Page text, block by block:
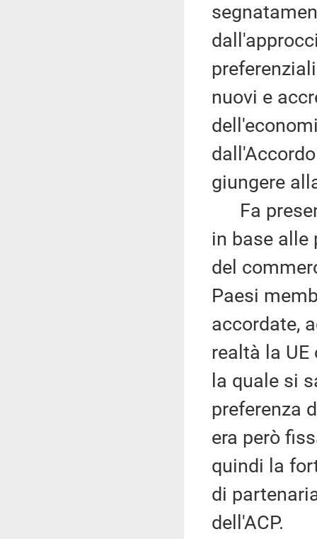
nuovi e
giungere
Fa
in base alle
del
Paesi
accordate,
realtà la
la quale si
preferenza
era però
quindi la
di
dell'ACP.